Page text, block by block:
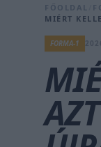
FŐOLDAL
MIÉRT
FORMA-1